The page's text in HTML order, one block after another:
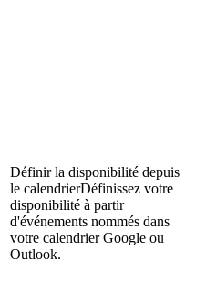
Définir la disponibilité depuis
le calendrierDéfinissez votre
disponibilité à partir
d'événements nommés dans
votre calendrier Google ou
Outlook.